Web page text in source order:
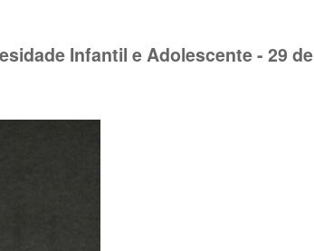
Infantil e Adolescente - 29 de